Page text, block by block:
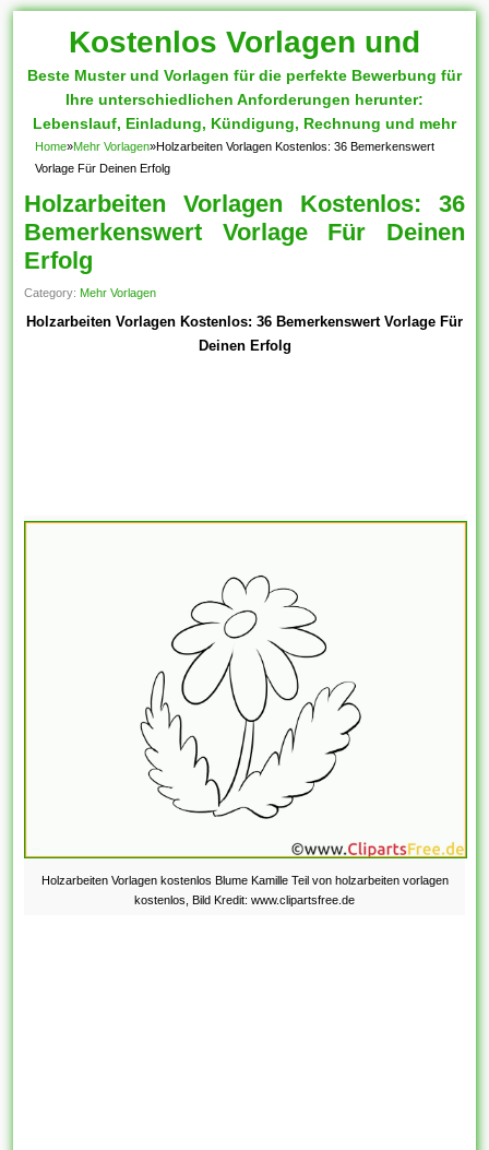
Kostenlos Vorlagen und
Muster
Beste Muster und Vorlagen für die perfekte Bewerbung für
Ihre unterschiedlichen Anforderungen herunter:
Lebenslauf, Einladung, Kündigung, Rechnung und mehr
Home»Mehr Vorlagen»Holzarbeiten Vorlagen Kostenlos: 36 Bemerkenswert
Vorlage Für Deinen Erfolg
Holzarbeiten Vorlagen Kostenlos: 36
Bemerkenswert Vorlage Für Deinen
Erfolg
Category: Mehr Vorlagen
Holzarbeiten Vorlagen Kostenlos: 36 Bemerkenswert Vorlage Für
Deinen Erfolg
Holzarbeiten Vorlagen kostenlos Blume Kamille Teil von holzarbeiten vorlagen
kostenlos, Bild Kredit: www.clipartsfree.de